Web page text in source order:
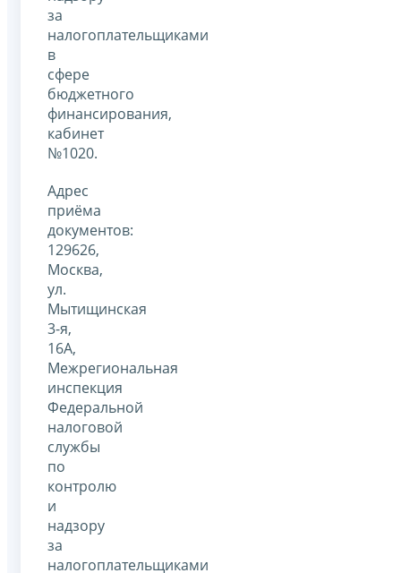
за
налогоплательщиками
в
сфере
бюджетного
финансирования,
кабинет
№1020.
Адрес
приёма
документов:
129626,
Москва,
ул.
Мытищинская
3-я,
16А,
Межрегиональная
инспекция
Федеральной
налоговой
службы
по
контролю
и
надзору
за
налогоплательщиками